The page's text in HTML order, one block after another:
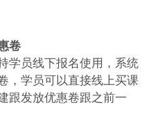
卷
员线下报名使用，系统
，学员可以直接线上买课
跟发放优惠卷跟之前一